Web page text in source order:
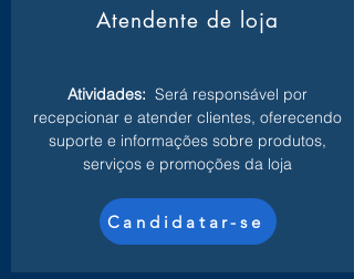
Atendente de loja
Atividades: Será responsável por
recepcionar e atender clientes, oferecendo
suporte e informações sobre produtos,
serviços e promoções da loja
Candidatar-se